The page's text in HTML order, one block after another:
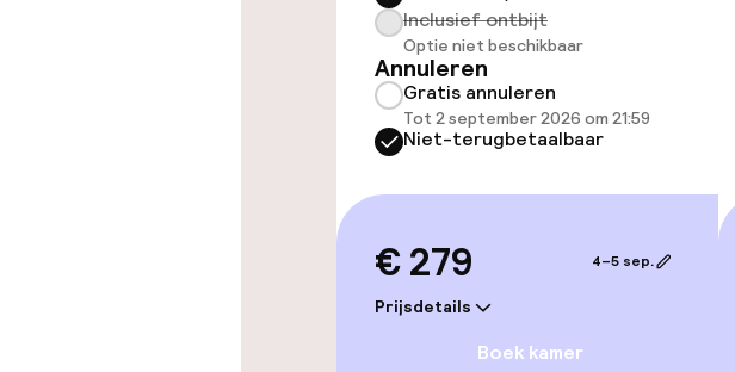
Schoonmaakvoorzieningen
Wasservice
Beleid
Overal rookvrij
Inclusief ontbijt
Optie niet beschikbaar
Annuleren
Gratis annuleren
Tot 2 september 2026 om 21:59
Niet-terugbetaalbaar
€ 279
Prijsdetails
4–5 sep.
Boek kamer